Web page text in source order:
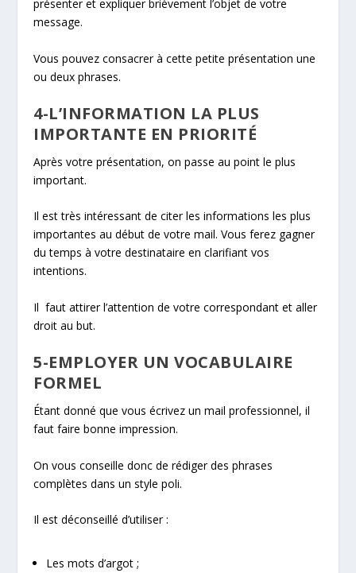
présenter et expliquer brièvement l’objet de votre
message.
Vous pouvez consacrer à cette petite présentation une
ou deux phrases.
4-L’INFORMATION LA PLUS
IMPORTANTE EN PRIORITÉ
Après votre présentation, on passe au point le plus
important.
Il est très intéressant de citer les informations les plus
importantes au début de votre mail. Vous ferez gagner
du temps à votre destinataire en clarifiant vos
intentions.
Il faut attirer l’attention de votre correspondant et aller
droit au but.
5-EMPLOYER UN VOCABULAIRE
FORMEL
Étant donné que vous écrivez un mail professionnel, il
faut faire bonne impression.
On vous conseille donc de rédiger des phrases
complètes dans un style poli.
Il est déconseillé d’utiliser :
Les mots d’argot ;